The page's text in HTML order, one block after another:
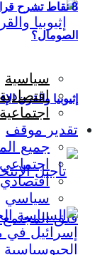
إثيوبيا والقرن
8 نقاط تشرح
الصومال؟
سياسية
اقتصادية
اجتماعية
تقدير موقف
جميع
اجتماعي
اقتصادي
سياسي